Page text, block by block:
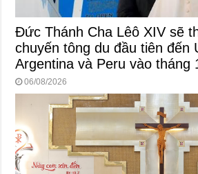
Đức Thánh Cha Lêô XIV sẽ
chuyến tông du đầu tiên đến
Argentina và Peru vào tháng
06/08/2026